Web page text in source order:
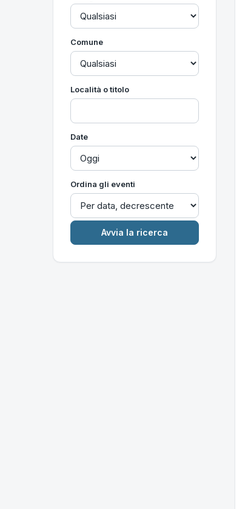
Comune
Località o titolo
Date
Ordina gli eventi